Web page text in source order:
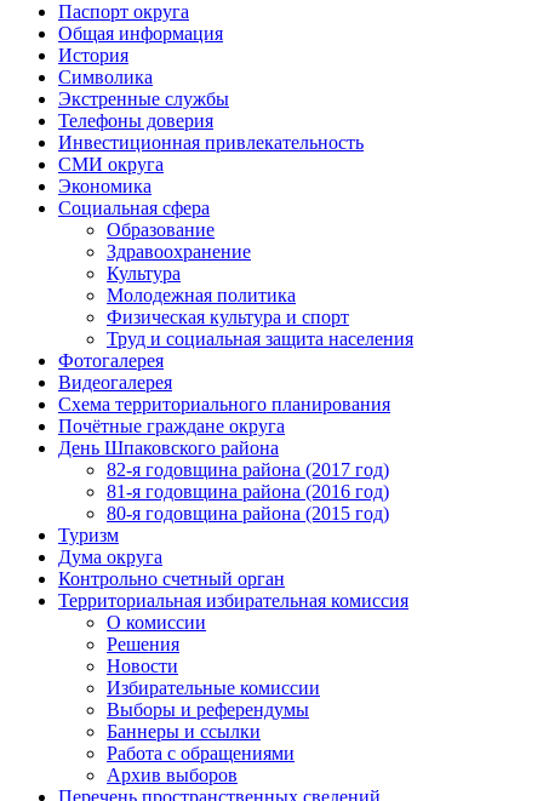
Паспорт округа
Общая информация
История
Символика
Экстренные службы
Телефоны доверия
Инвестиционная привлекательность
СМИ округа
Экономика
Социальная сфера
Образование
Здравоохранение
Культура
Молодежная политика
Физическая культура и спорт
Труд и социальная защита населения
Фотогалерея
Видеогалерея
Схема территориального планирования
Почётные граждане округа
День Шпаковского района
82-я годовщина района (2017 год)
81-я годовщина района (2016 год)
80-я годовщина района (2015 год)
Туризм
Дума округа
Контрольно счетный орган
Территориальная избирательная комиссия
О комиссии
Решения
Новости
Избирательные комиссии
Выборы и референдумы
Баннеры и ссылки
Работа с обращениями
Архив выборов